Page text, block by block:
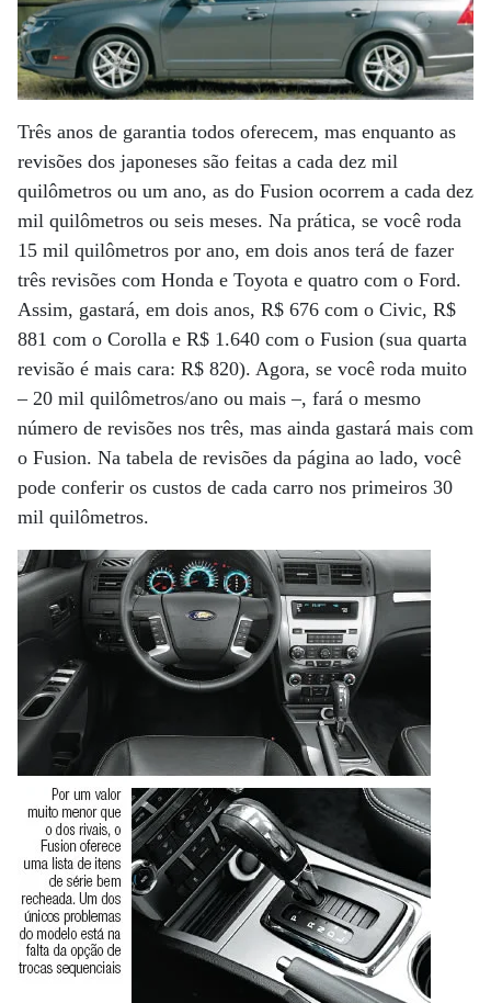
Três anos de garantia todos oferecem, mas enquanto as
revisões dos japoneses são feitas a cada dez mil
quilômetros ou um ano, as do Fusion ocorrem a cada dez
mil quilômetros ou seis meses. Na prática, se você roda
15 mil quilômetros por ano, em dois anos terá de fazer
três revisões com Honda e Toyota e quatro com o Ford.
Assim, gastará, em dois anos, R$ 676 com o Civic, R$
881 com o Corolla e R$ 1.640 com o Fusion (sua quarta
revisão é mais cara: R$ 820). Agora, se você roda muito
– 20 mil quilômetros/ano ou mais –, fará o mesmo
número de revisões nos três, mas ainda gastará mais com
o Fusion. Na tabela de revisões da página ao lado, você
pode conferir os custos de cada carro nos primeiros 30
mil quilômetros.